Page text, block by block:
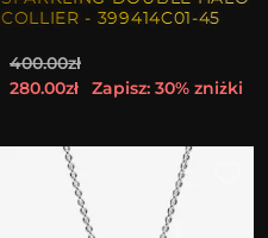
COLLIER - 399414C01-45
400.00zł
280.00zł
Zapisz: 30% zniżki